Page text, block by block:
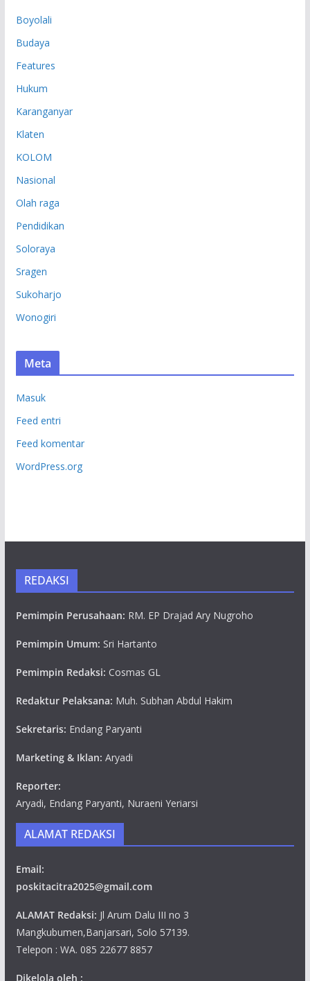
Boyolali
Budaya
Features
Hukum
Karanganyar
Klaten
KOLOM
Nasional
Olah raga
Pendidikan
Soloraya
Sragen
Sukoharjo
Wonogiri
Meta
Masuk
Feed entri
Feed komentar
WordPress.org
REDAKSI
Pemimpin Perusahaan: RM. EP Drajad Ary Nugroho
Pemimpin Umum: Sri Hartanto
Pemimpin Redaksi: Cosmas GL
Redaktur Pelaksana: Muh. Subhan Abdul Hakim
Sekretaris: Endang Paryanti
Marketing & Iklan: Aryadi
Reporter:
Aryadi, Endang Paryanti, Nuraeni Yeriarsi
ALAMAT REDAKSI
Email:
poskitacitra2025@gmail.com
ALAMAT Redaksi: Jl Arum Dalu III no 3
Mangkubumen,Banjarsari, Solo 57139.
Telepon : WA. 085 22677 8857
Dikelola oleh :